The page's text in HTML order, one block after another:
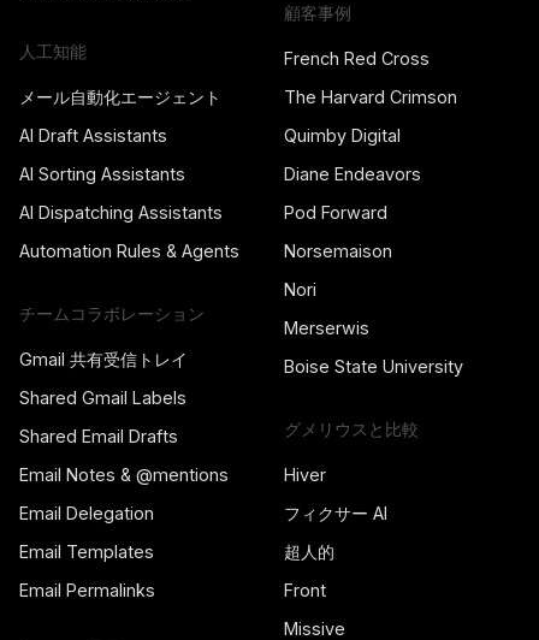
人工知能
メール自動化エージェント
AI Draft Assistants
AI Sorting Assistants
AI Dispatching Assistants
Automation Rules & Agents
チームコラボレーション
Gmail 共有受信トレイ
Shared Gmail Labels
Shared Email Drafts
Email Notes & @mentions
Email Delegation
Email Templates
Email Permalinks
顧客事例
French Red Cross
The Harvard Crimson
Quimby Digital
Diane Endeavors
Pod Forward
Norsemaison
Nori
Merserwis
Boise State University
グメリウスと比較
Hiver
フィクサー AI
超人的
Front
Missive